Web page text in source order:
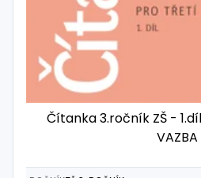
Čítanka 3.ročník ZŠ -
VAZBA